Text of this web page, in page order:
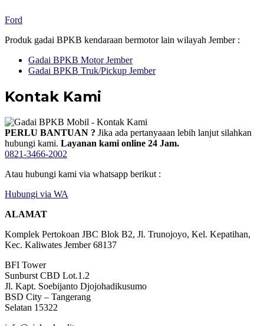
Ford
Produk gadai BPKB kendaraan bermotor lain wilayah Jember :
Gadai BPKB Motor Jember
Gadai BPKB Truk/Pickup Jember
Kontak Kami
PERLU BANTUAN ? Jika ada pertanyaaan lebih lanjut silahkan
hubungi kami. Layanan kami online 24 Jam.
0821-3466-2002
Atau hubungi kami via whatsapp berikut :
Hubungi via WA
ALAMAT
Komplek Pertokoan JBC Blok B2, Jl. Trunojoyo, Kel. Kepatihan,
Kec. Kaliwates Jember 68137
BFI Tower
Sunburst CBD Lot.1.2
Jl. Kapt. Soebijanto Djojohadikusumo
BSD City – Tangerang
Selatan 15322